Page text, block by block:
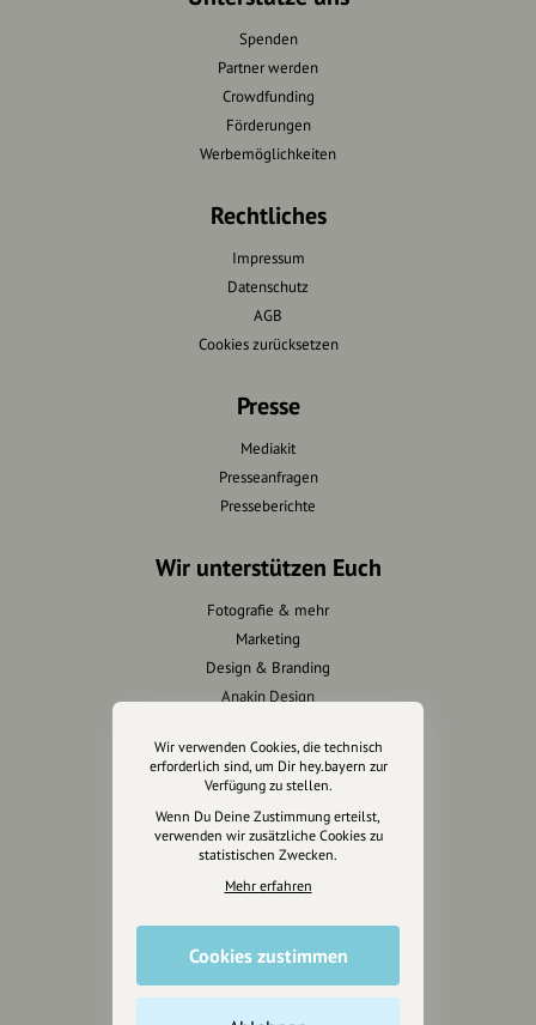
Spenden
Partner werden
Crowdfunding
Förderungen
Werbemöglichkeiten
Rechtliches
Impressum
Datenschutz
AGB
Cookies zurücksetzen
Presse
Mediakit
Presseanfragen
Presseberichte
Wir unterstützen Euch
Fotografie & mehr
Marketing
Design & Branding
Anakin Design
Unterstütze
unsere Plattform
hey.bayern ist ein Projekt von
für alle, die uns besuchen
wollen.
Wir verwenden Cookies, die technisch
erforderlich sind, um Dir hey.bayern zur
Verfügung zu stellen.
Wenn Du Deine Zustimmung erteilst,
verwenden wir zusätzliche Cookies zu
statistischen Zwecken.
Mehr erfahren
Cookies zustimmen